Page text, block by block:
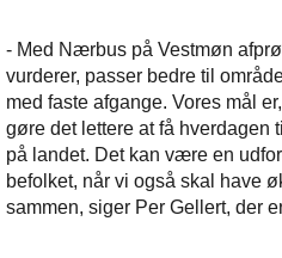
- Med Nærbus på Vestmøn
vurderer, passer bedre til
med faste afgange. Vores mål
gøre det lettere at få hverdagen
på landet. Det kan være en
befolket, når vi også skal have
sammen, siger Per Gellert, der